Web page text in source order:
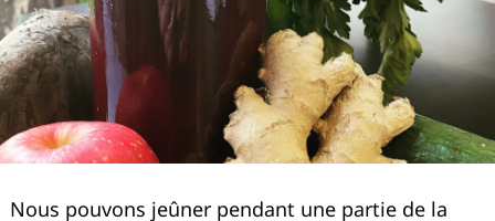
Nous pouvons jeûner pendant une partie de la